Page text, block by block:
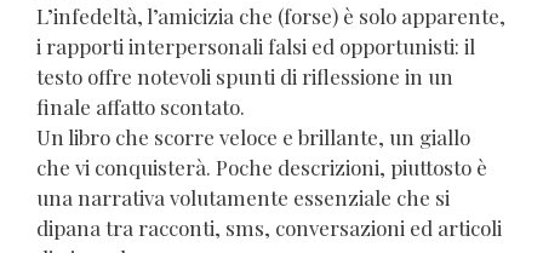
L’infedeltà, l’amicizia che (forse) è solo apparente,
i rapporti interpersonali falsi ed opportunisti: il
testo offre notevoli spunti di riflessione in un
finale affatto scontato.
Un libro che scorre veloce e brillante, un giallo
che vi conquisterà. Poche descrizioni, piuttosto è
una narrativa volutamente essenziale che si
dipana tra racconti, sms, conversazioni ed articoli